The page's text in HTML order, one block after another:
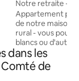
Notre retraite -
Appartement
de notre maison.
rural - vous
blancs ou
Profitez du cadre
Nous sommes à
voiture de la Rte
dans les
de